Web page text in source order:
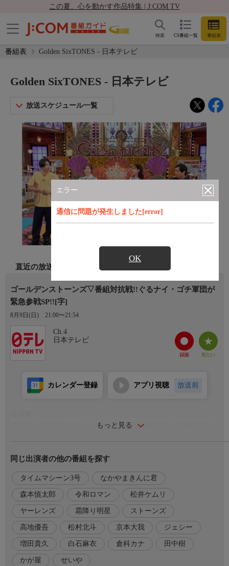
この夏、心を動かす作品特集 | J:COM TV
CS番組一覧 番組表
検索
番組表 Golden SixTONES - 日本テレビ
エラー
通信に問題が発生しました[error]
OK
Golden SixTONES - 日本テレビ
放送スケジュール一覧
直近の放送
ゴールデンストーンズ▽番組対抗戦!!ぐるナイ・ゴチ軍団が
緊急参戦SP!![字]
8月9日(日) 21:00〜21:54
Ch.4
日本テレビ
もっと見る
カレンダー登録 アプリ視聴 放送前
【MC】SixTONES/ジェシー、京本大我、松村北斗、高地優吾、
星)
【VTRゲスト】かが屋、タイムマシーン3号、ヤーレンズ／なか
やまきんに君
【進行】松井ケムリ(令和ロマン)
番組内容
ぐるナイ”ゴチ軍団”増田貴久＆倉科カナ＆白石麻衣＆霜降りせい
や緊急参戦!!▽【ダジャレッドカーペット】人気芸人3組が超難
題ダジャレ連発で、まっすーの意外な才能が開花!?絶好調の高地
＆慎太郎ペア!!頭キレキレ北斗＆白石ペアを隠れダジャレ王・京
同じ出演者の他の番組を探す
タイムマシーン3号 なかやまきんに君
森本慎太郎 令和ロマン 松井ケムリ
ヤーレンズ 霜降り明星 ストーンズ
高地優吾 松村北斗 京本大我 ジェシー
増田貴久 白石麻衣 倉科カナ 田中樹
かが屋 せいや